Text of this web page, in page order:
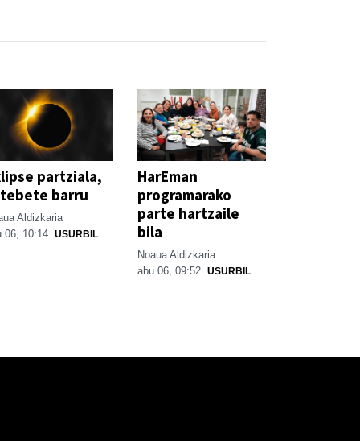
partziala,
barru
Aldizkaria
06, 10:14 USURBIL
HarEman
programarako
parte hartzaile
bila
Noaua Aldizkaria
abu 06, 09:52 USURBIL